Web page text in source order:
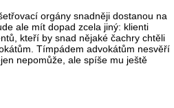
orgány snadněji dostanou na
ale mít dopad zcela jiný: klienti
kteří by snad nějaké čachry chtěli
Tímpádem advokátům nesvěří
nepomůže, ale spíše mu ještě